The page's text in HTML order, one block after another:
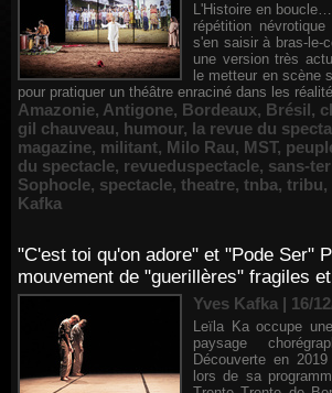
L'Histoire en
répétition
s'en saisir à bras-le-
une version très
le metteur en scène
pour pratiquer un théâtre enraciné dans les
Amazonie, Antigone, Bordeaux, Brésil,
gil chauveau, humour, la revue du
magazine, militant, Milo Rau, MST,
du spectacle, revueduspectacle, sans-
Sophocle, spectacle, theatre, tnba, tribu,
Kafka
"C'est toi qu'on adore" et "Pode Ser"
mouvement de "guerillères" fragiles
Yves Kafka | 16/
Leïla Ka occupe
paysage
Découverte en
lors de sa